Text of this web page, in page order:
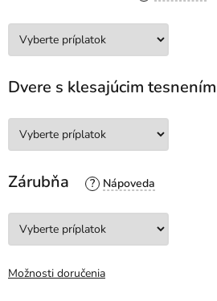
Dvere s klesajúcim tesnením
Zárubňa ?
Možnosti doručenia